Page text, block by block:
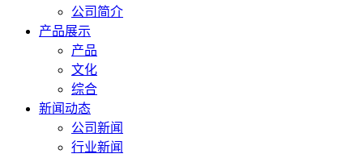
公司简介
产品展示
产品
文化
综合
新闻动态
公司新闻
行业新闻